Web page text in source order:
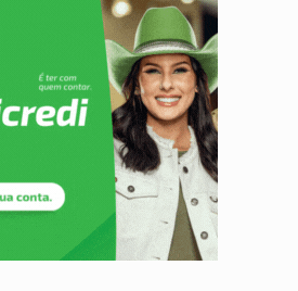
Perseguição é registrada no shopping após colombiana furtar
Apostas online começam a afetar produtividade e rotina
Plantar árvores não será mais suficiente para
Cientistas alertam para possível base secreta no satélite
COM PEUGEOT: Incêndio destrói carro que era rebocado para oficina
Ladrão é filmado furtando moto na frente do bar